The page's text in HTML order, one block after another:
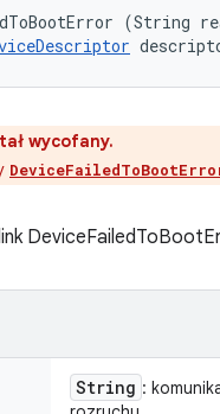
(String
wycofany.
String :